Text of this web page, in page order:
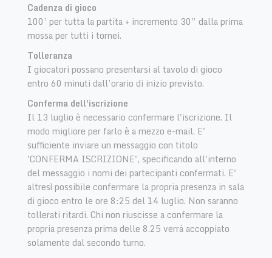
Cadenza di gioco
100’ per tutta la partita + incremento 30” dalla prima
mossa per tutti i tornei.
Tolleranza
I giocatori possano presentarsi al tavolo di gioco
entro 60 minuti dall’orario di inizio previsto.
Conferma dell'iscrizione
Il 13 luglio è necessario confermare l'iscrizione. Il
modo migliore per farlo è a mezzo e-mail. E'
sufficiente inviare un messaggio con titolo
'CONFERMA ISCRIZIONE', specificando all'interno
del messaggio i nomi dei partecipanti confermati. E'
altresì possibile confermare la propria presenza in sala
di gioco entro le ore 8:25 del 14 luglio. Non saranno
tollerati ritardi. Chi non riuscisse a confermare la
propria presenza prima delle 8.25 verrà accoppiato
solamente dal secondo turno.